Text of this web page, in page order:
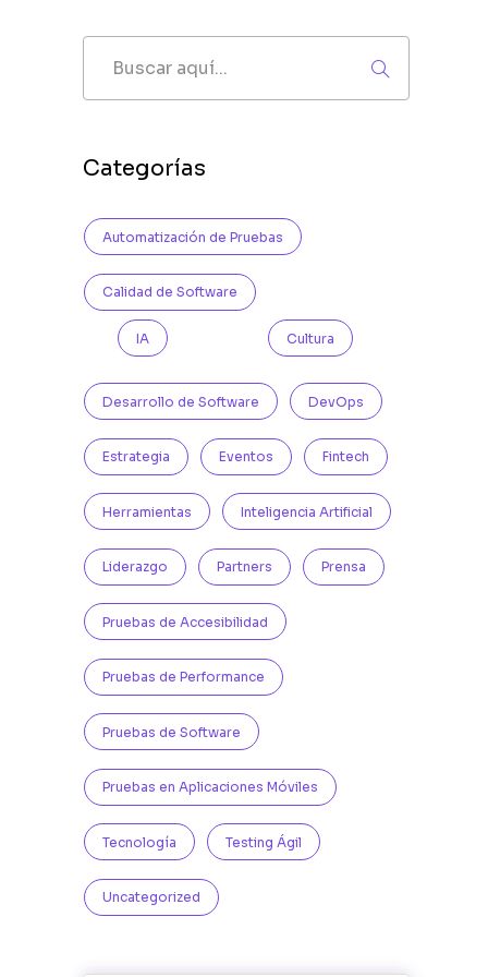
Categorías
Automatización de Pruebas
Calidad de Software
IA Cultura
Desarrollo de Software DevOps
Estrategia Eventos Fintech
Herramientas Inteligencia Artificial
Liderazgo Partners Prensa
Pruebas de Accesibilidad
Pruebas de Performance
Pruebas de Software
Pruebas en Aplicaciones Móviles
Tecnología Testing Ágil
Uncategorized